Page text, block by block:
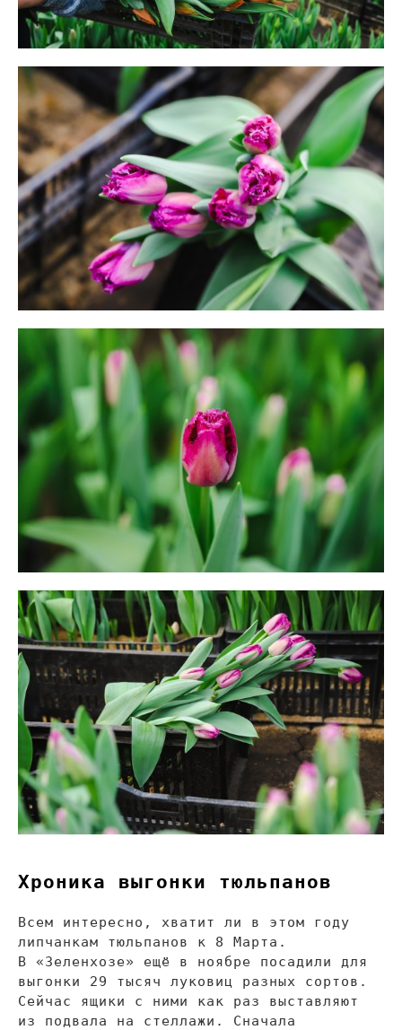
Хроника выгонки тюльпанов
Всем интересно, хватит ли в
этом году
липчанкам тюльпанов к
8
Марта.
В
«Зеленхозе» ещё в
ноябре посадили для
выгонки 29 тысяч луковиц разных сортов.
Сейчас ящики с
ними как раз выставляют
из
подвала на
стеллажи. Сначала